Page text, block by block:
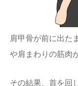
肩甲骨が前に出た
や肩まわりの筋肉
その結果、首を回